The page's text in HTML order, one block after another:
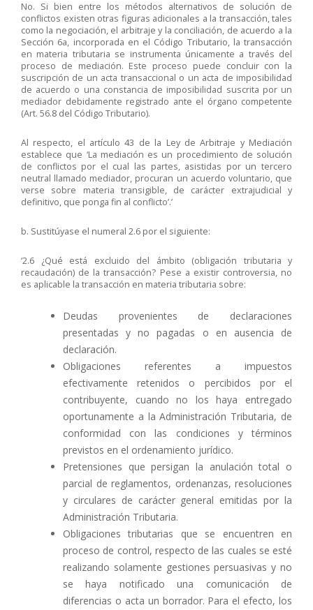
No. Si bien entre los métodos alternativos de solución de
conflictos existen otras figuras adicionales a la transacción, tales
como la negociación, el arbitraje y la conciliación, de acuerdo a la
Sección 6a, incorporada en el Código Tributario, la transacción
en materia tributaria se instrumenta únicamente a través del
proceso de mediación. Este proceso puede concluir con la
suscripción de un acta transaccional o un acta de imposibilidad
de acuerdo o una constancia de imposibilidad suscrita por un
mediador debidamente registrado ante el órgano competente
(Art. 56.8 del Código Tributario).
Al respecto, el artículo 43 de la Ley de Arbitraje y Mediación
establece que ‘La mediación es un procedimiento de solución
de conflictos por el cual las partes, asistidas por un tercero
neutral llamado mediador, procuran un acuerdo voluntario, que
verse sobre materia transigible, de carácter extrajudicial y
definitivo, que ponga fin al conflicto’.’
b. Sustitúyase el numeral 2.6 por el siguiente:
‘2.6 ¿Qué está excluido del ámbito (obligación tributaria y
recaudación) de la transacción? Pese a existir controversia, no
es aplicable la transacción en materia tributaria sobre:
Deudas provenientes de declaraciones
presentadas y no pagadas o en ausencia de
declaración.
Obligaciones referentes a impuestos
efectivamente retenidos o percibidos por el
contribuyente, cuando no los haya entregado
oportunamente a la Administración Tributaria, de
conformidad con las condiciones y términos
previstos en el ordenamiento jurídico.
Pretensiones que persigan la anulación total o
parcial de reglamentos, ordenanzas, resoluciones
y circulares de carácter general emitidas por la
Administración Tributaria.
Obligaciones tributarias que se encuentren en
proceso de control, respecto de las cuales se esté
realizando solamente gestiones persuasivas y no
se haya notificado una comunicación de
diferencias o acta un borrador. Para el efecto, los